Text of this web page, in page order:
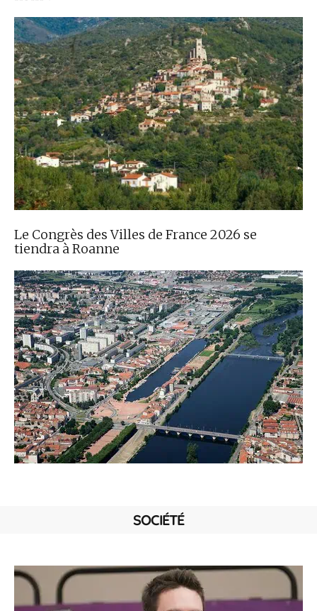
Le Congrès des Villes de France 2026 se
tiendra à Roanne
SOCIÉTÉ